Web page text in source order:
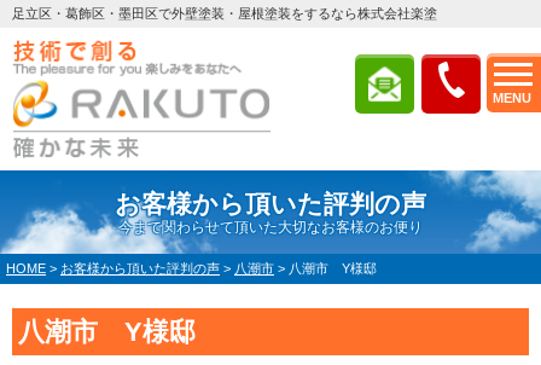
MENU
足立区・葛飾区・墨田区で外壁塗装・屋根塗装をするなら株式会社楽塗
お客様から頂いた評判の声
今まで関わらせて頂いた大切なお客様のお便り
HOME > お客様から頂いた評判の声 > 八潮市 > 八潮市 Y様邸
八潮市 Y様邸